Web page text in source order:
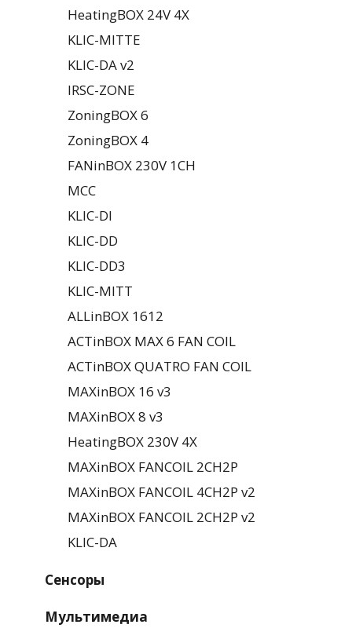
HeatingBOX 24V 4X
KLIC-MITTE
KLIC-DA v2
IRSC-ZONE
ZoningBOX 6
ZoningBOX 4
FANinBOX 230V 1CH
MCC
KLIC-DI
KLIC-DD
KLIC-DD3
KLIC-MITT
ALLinBOX 1612
ACTinBOX MAX 6 FAN COIL
ACTinBOX QUATRO FAN COIL
MAXinBOX 16 v3
MAXinBOX 8 v3
HeatingBOX 230V 4X
MAXinBOX FANCOIL 2CH2P
MAXinBOX FANCOIL 4CH2P v2
MAXinBOX FANCOIL 2CH2P v2
KLIC-DA
Сенсоры
Мультимедиа